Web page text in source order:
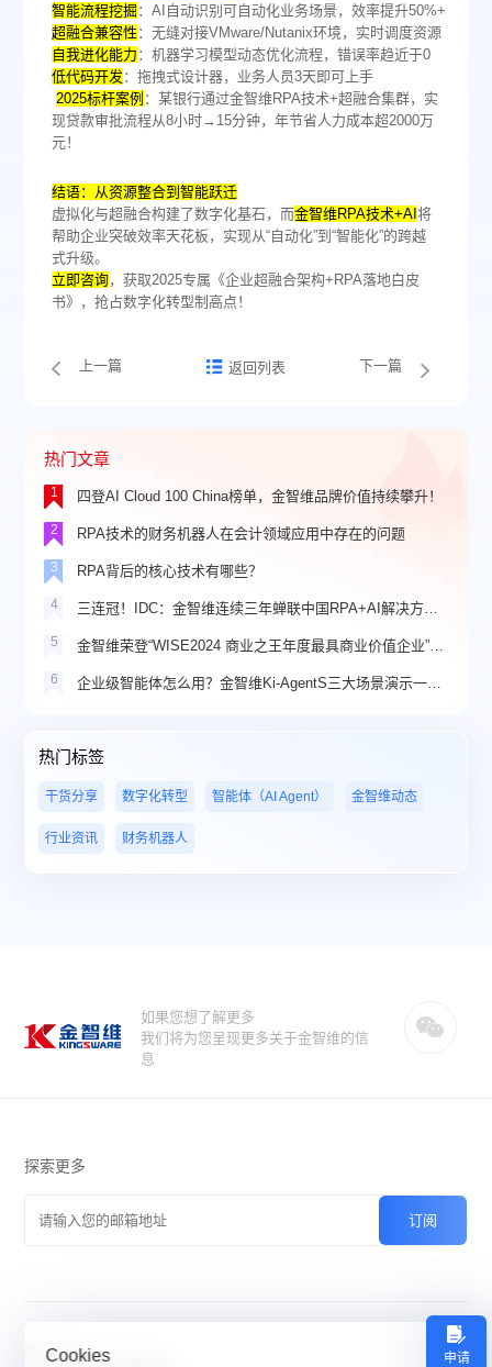
智能流程挖掘‌ ：AI自动识别可自动化业务场景，效率提升50%+
‌超融合兼容性‌ ：无缝对接VMware/Nutanix环境，实时调度资源
‌自我进化能力‌ ：机器学习模型动态优化流程，错误率趋近于0
低代码开发‌ ：拖拽式设计器，业务人员3天即可上手
‌2025标杆案例‌ ：某银行通过金智维RPA技术+超融合集群，实
现贷款审批流程从8小时→15分钟，年节省人力成本超2000万
元！
‌结语：从资源整合到智能跃迁‌
虚拟化与超融合构建了数字化基石，而‌金智维RPA技术+AI‌将
帮助企业突破效率天花板，实现从“自动化”到“智能化”的跨越
式升级。
‌立即咨询‌，获取2025专属《企业超融合架构+RPA落地白皮
书》，抢占数字化转型制高点！‌
上一篇 返回列表 下一篇
热门文章
1 四登AI Cloud 100 China榜单，金智维品牌价值持续攀升！
2 RPA技术的财务机器人在会计领域应用中存在的问题
3 RPA背后的核心技术有哪些？
4 三连冠！IDC：金智维连续三年蝉联中国RPA+AI解决方案市场份额第一
5 金智维荣登“WISE2024 商业之王年度最具商业价值企业”榜单
6 企业级智能体怎么用？金智维Ki-AgentS三大场景演示一看就懂
热门标签
干货分享 数字化转型 智能体（AI Agent） 金智维动态
行业资讯 财务机器人
如果您想了解更多
我们将为您呈现更多关于金智维的信
息
探索更多
联系我们
Cookies 申请